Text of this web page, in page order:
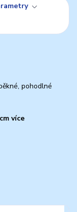
pohodlné
více